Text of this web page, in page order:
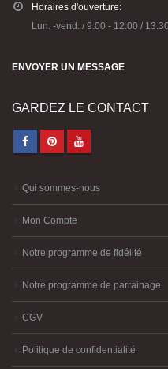
Horaires d'ouverture:
Lun. -vend. / 9:00 - 12:00 /
ENVOYER UN MESSAGE
GARDEZ LE CONTACT
Qui sommes-nous
Mon Compte
Notre programme de fidélité
Notre programme de parrainage
CGV
Politique de confidentialité